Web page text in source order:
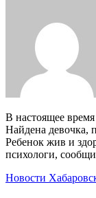
В настоящее время с подростком работают следователи
Найдена девочка,
Ребенок жив и
психологи,
Новости